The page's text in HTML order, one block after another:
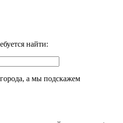
найти:
а мы подскажем